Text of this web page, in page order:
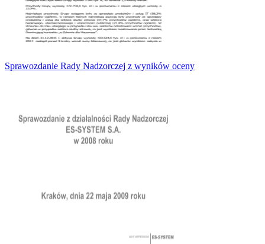
Sprawozdanie Rady Nadzorczej z wyników oceny